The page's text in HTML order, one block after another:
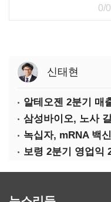
0/0
신태현
알테오젠 2분기 매
삼성바이오, 노사
녹십자, mRNA 백
보령 2분기 영업익